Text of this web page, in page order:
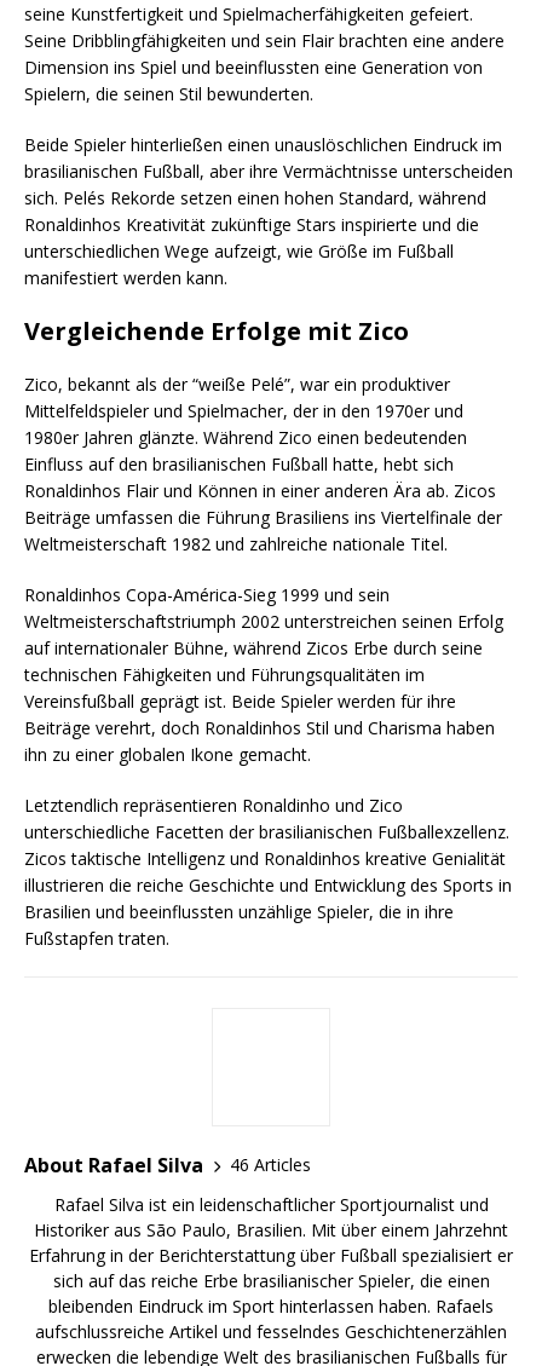
seine Kunstfertigkeit und Spielmacherfähigkeiten gefeiert.
Seine Dribblingfähigkeiten und sein Flair brachten eine andere
Dimension ins Spiel und beeinflussten eine Generation von
Spielern, die seinen Stil bewunderten.
Beide Spieler hinterließen einen unauslöschlichen Eindruck im
brasilianischen Fußball, aber ihre Vermächtnisse unterscheiden
sich. Pelés Rekorde setzen einen hohen Standard, während
Ronaldinhos Kreativität zukünftige Stars inspirierte und die
unterschiedlichen Wege aufzeigt, wie Größe im Fußball
manifestiert werden kann.
Vergleichende Erfolge mit Zico
Zico, bekannt als der “weiße Pelé”, war ein produktiver
Mittelfeldspieler und Spielmacher, der in den 1970er und
1980er Jahren glänzte. Während Zico einen bedeutenden
Einfluss auf den brasilianischen Fußball hatte, hebt sich
Ronaldinhos Flair und Können in einer anderen Ära ab. Zicos
Beiträge umfassen die Führung Brasiliens ins Viertelfinale der
Weltmeisterschaft 1982 und zahlreiche nationale Titel.
Ronaldinhos Copa-América-Sieg 1999 und sein
Weltmeisterschaftstriumph 2002 unterstreichen seinen Erfolg
auf internationaler Bühne, während Zicos Erbe durch seine
technischen Fähigkeiten und Führungsqualitäten im
Vereinsfußball geprägt ist. Beide Spieler werden für ihre
Beiträge verehrt, doch Ronaldinhos Stil und Charisma haben
ihn zu einer globalen Ikone gemacht.
Letztendlich repräsentieren Ronaldinho und Zico
unterschiedliche Facetten der brasilianischen Fußballexzellenz.
Zicos taktische Intelligenz und Ronaldinhos kreative Genialität
illustrieren die reiche Geschichte und Entwicklung des Sports in
Brasilien und beeinflussten unzählige Spieler, die in ihre
Fußstapfen traten.
About Rafael Silva
46 Articles
Rafael Silva ist ein leidenschaftlicher Sportjournalist und
Historiker aus São Paulo, Brasilien. Mit über einem Jahrzehnt
Erfahrung in der Berichterstattung über Fußball spezialisiert er
sich auf das reiche Erbe brasilianischer Spieler, die einen
bleibenden Eindruck im Sport hinterlassen haben. Rafaels
aufschlussreiche Artikel und fesselndes Geschichtenerzählen
erwecken die lebendige Welt des brasilianischen Fußballs für